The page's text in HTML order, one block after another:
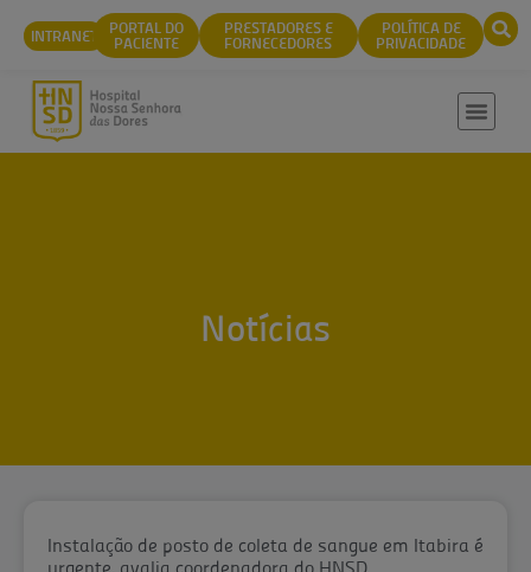
conteúdo
INTRANET PORTAL DO
PACIENTE
PRESTADORES E
FORNECEDORES
POLÍTICA DE
PRIVACIDADE
Notícias
Instalação de posto de coleta de sangue em Itabira é
urgente, avalia coordenadora do HNSD